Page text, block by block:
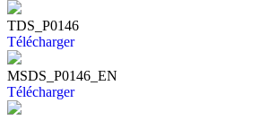
TDS_P0146
Télécharger
MSDS_P0146_EN
Télécharger